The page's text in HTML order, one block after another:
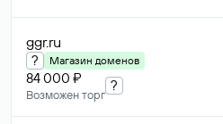
ggr.ru
? Магазин доменов
84 000 ₽
Возможен торг
?